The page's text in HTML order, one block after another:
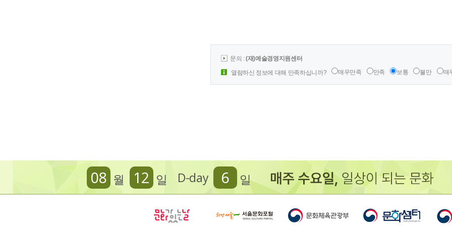
문의 :(재)예술경영지원센터
열람하신 정보에 대해 만족하십니까?
매우만족 만족 보통 불만 매
D-day 6 일
08 월 12 일